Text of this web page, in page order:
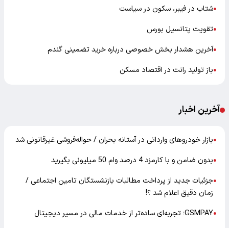
●شتاب در فیبر، سکون در سیاست
●تقویت پتانسیل بورس
●آخرین هشدار بخش خصوصی درباره خرید تضمینی گندم
●باز تولید رانت در اقتصاد مسکن
آخرین اخبار
●بازار خودرو‌های وارداتی در آستانه بحران / حواله‌فروشی غیرقانونی شد
●بدون ضامن و با کارمزد 4 درصد وام 50 میلیونی بگیرید
●جزئیات جدید از پرداخت مطالبات بازنشستگان تامین اجتماعی /
زمان دقیق اعلام شد ؟!
●GSMPAY؛ تجربه‌ای ساده‌تر از خدمات مالی در مسیر دیجیتال